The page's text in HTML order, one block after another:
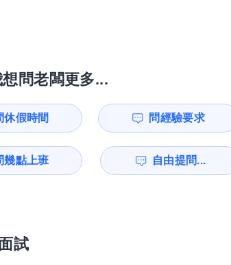
問老闆更多...
休假時間 問經驗要求
幾點上班 自由提問...
試